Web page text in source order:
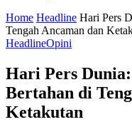
Home Headline ‎Hari Pers
Tengah Ancaman dan
HeadlineOpini
‎Hari Pers
Bertahan di
Ketakutan